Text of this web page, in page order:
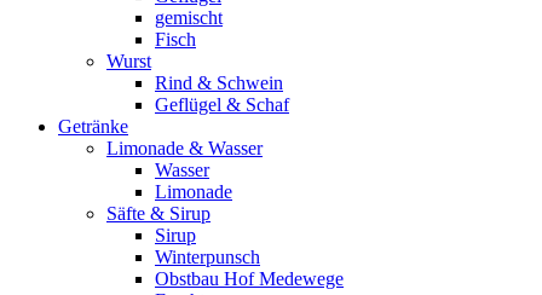
gemischt
Fisch
Wurst
Rind & Schwein
Geflügel & Schaf
Getränke
Limonade & Wasser
Wasser
Limonade
Säfte & Sirup
Sirup
Winterpunsch
Obstbau Hof Medewege